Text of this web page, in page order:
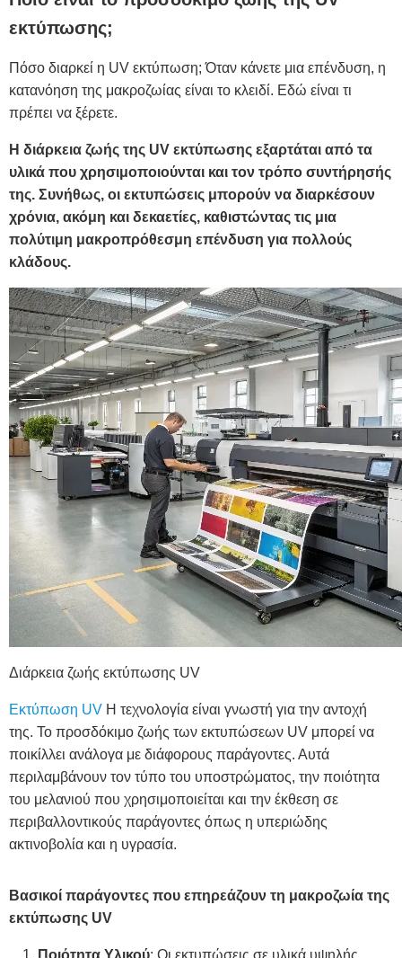
εκτύπωσης;
Πόσο διαρκεί η UV εκτύπωση; Όταν κάνετε μια επένδυση, η
κατανόηση της μακροζωίας είναι το κλειδί. Εδώ είναι τι
πρέπει να ξέρετε.
Η διάρκεια ζωής της UV εκτύπωσης εξαρτάται από τα
υλικά που χρησιμοποιούνται και τον τρόπο συντήρησής
της. Συνήθως, οι εκτυπώσεις μπορούν να διαρκέσουν
χρόνια, ακόμη και δεκαετίες, καθιστώντας τις μια
πολύτιμη μακροπρόθεσμη επένδυση για πολλούς
κλάδους.
Διάρκεια ζωής εκτύπωσης UV
Εκτύπωση UV Η τεχνολογία είναι γνωστή για την αντοχή
της. Το προσδόκιμο ζωής των εκτυπώσεων UV μπορεί να
ποικίλλει ανάλογα με διάφορους παράγοντες. Αυτά
περιλαμβάνουν τον τύπο του υποστρώματος, την ποιότητα
του μελανιού που χρησιμοποιείται και την έκθεση σε
περιβαλλοντικούς παράγοντες όπως η υπεριώδης
ακτινοβολία και η υγρασία.
Βασικοί παράγοντες που επηρεάζουν τη μακροζωία της
εκτύπωσης UV